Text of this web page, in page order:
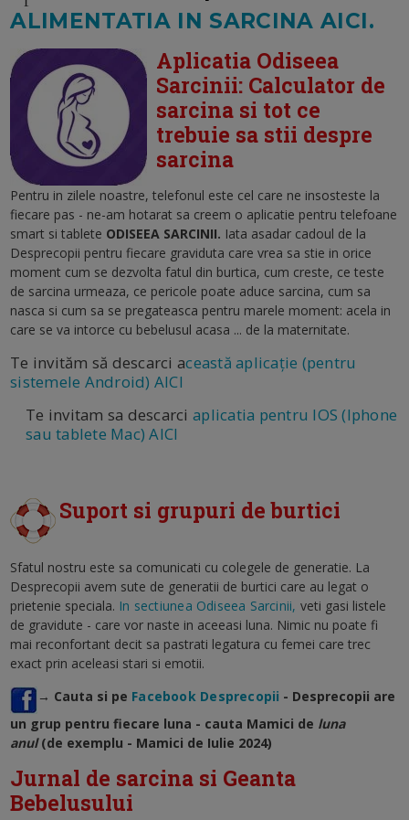
ALIMENTATIA IN SARCINA AICI.
Aplicatia Odiseea
Sarcinii: Calculator de
sarcina si tot ce
trebuie sa stii despre
sarcina
Pentru in zilele noastre, telefonul este cel care ne insosteste la
fiecare pas - ne-am hotarat sa creem o aplicatie pentru telefoane
smart si tablete ODISEEA SARCINII. Iata asadar cadoul de la
Desprecopii pentru fiecare graviduta care vrea sa stie in orice
moment cum se dezvolta fatul din burtica, cum creste, ce teste
de sarcina urmeaza, ce pericole poate aduce sarcina, cum sa
nasca si cum sa se pregateasca pentru marele moment: acela in
care se va intorce cu bebelusul acasa ... de la maternitate.
Te invităm să descarci această aplicație (pentru
sistemele Android) AICI
Te invitam sa descarci aplicatia pentru IOS (Iphone
sau tablete Mac) AICI
Suport si grupuri de burtici
Sfatul nostru este sa comunicati cu colegele de generatie. La
Desprecopii avem sute de generatii de burtici care au legat o
prietenie speciala. In sectiunea Odiseea Sarcinii, veti gasi listele
de gravidute - care vor naste in aceeasi luna. Nimic nu poate fi
mai reconfortant decit sa pastrati legatura cu femei care trec
exact prin aceleasi stari si emotii.
→ Cauta si pe Facebook Desprecopii - Desprecopii are
un grup pentru fiecare luna - cauta Mamici de luna
anul (de exemplu - Mamici de Iulie 2024)
Jurnal de sarcina si Geanta
Bebelusului